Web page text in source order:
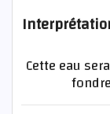
Cette eau